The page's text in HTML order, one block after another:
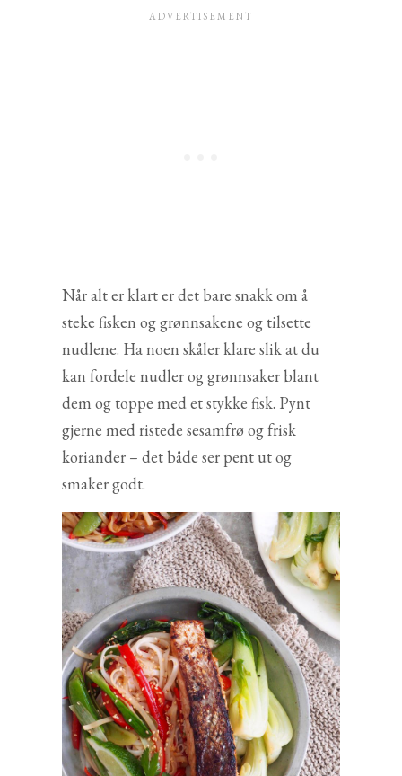
Når alt er klart er det bare snakk om å
steke fisken og grønnsakene og tilsette
nudlene. Ha noen skåler klare slik at du
kan fordele nudler og grønnsaker blant
dem og toppe med et stykke fisk. Pynt
gjerne med ristede sesamfrø og frisk
koriander – det både ser pent ut og
smaker godt.